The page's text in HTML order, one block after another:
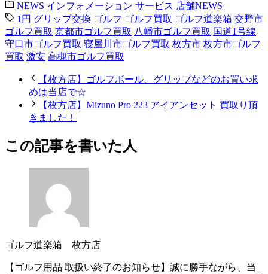
NEWS インフォメーション サービス 店舗NEWS
1円 グリップ交換 ゴルフ ゴルフ買取 ゴルフ道楽箱 交野市
ゴルフ買取 京都市ゴルフ買取 八幡市ゴルフ買取 国道1号線
守口市ゴルフ買取 寝屋川市ゴルフ買取 枚方市 枚方市ゴルフ
買取 激安 高槻市ゴルフ買取
【枚方店】ゴルフボール、グリップなどのお買い求
めは当店で☆
【枚方店】Mizuno Pro 223 アイアンセット 買取り頂
きました！
この記事を書いた人
ゴルフ道楽箱 枚方店
【ゴルフ用品 取扱い終了のお知らせ】誠に勝手ながら、当